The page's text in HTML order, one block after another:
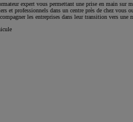
expert vous permettant une prise en main sur
et professionnels dans un centre près de chez vous
les entreprises dans leur transition vers une